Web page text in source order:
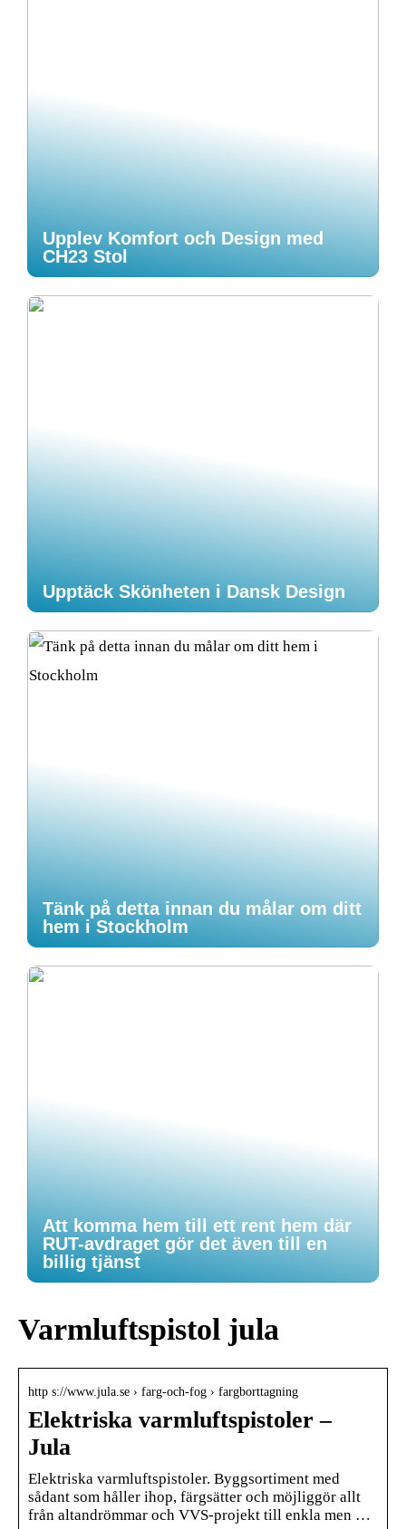
Upplev Komfort och Design med
CH23 Stol
Upptäck Skönheten i Dansk Design
Tänk på detta innan du målar om ditt
hem i Stockholm
Att komma hem till ett rent hem där
RUT-avdraget gör det även till en
billig tjänst
Varmluftspistol jula
http s://www.jula.se › farg-och-fog › fargborttagning
Elektriska varmluftspistoler –
Jula
Elektriska varmluftspistoler. Byggsortiment med
sådant som håller ihop, färgsätter och möjliggör allt
från altandrömmar och VVS-projekt till enkla men …